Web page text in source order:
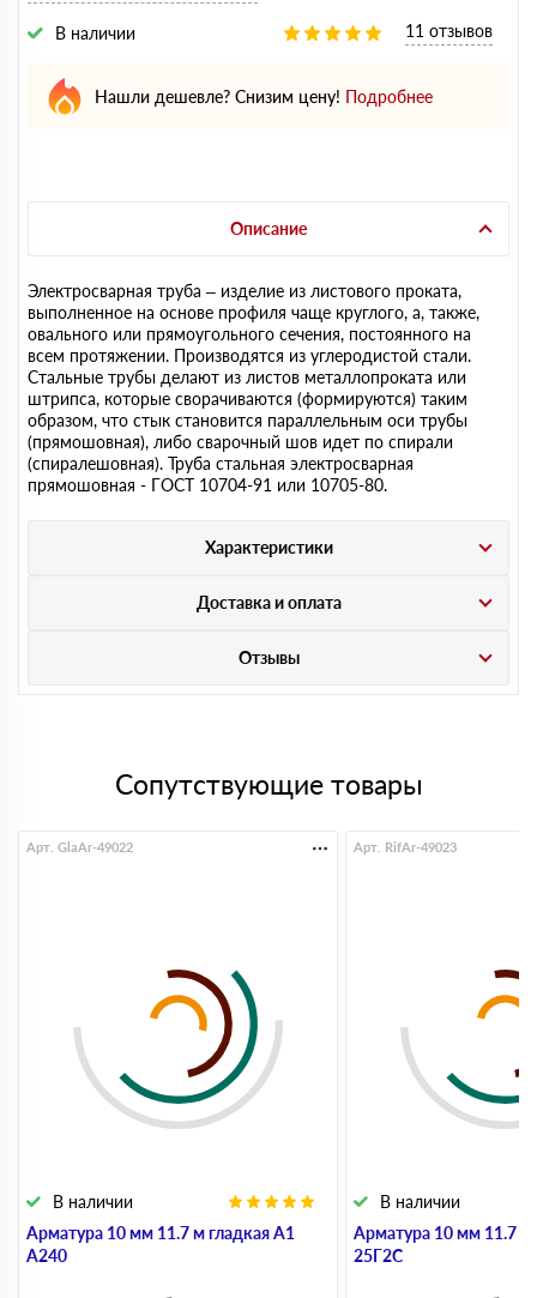
В наличии 11 отзывов
Нашли дешевле? Снизим цену! Подробнее
Описание
Электросварная труба – изделие из листового проката,
выполненное на основе профиля чаще круглого, а, также,
овального или прямоугольного сечения, постоянного на
всем протяжении. Производятся из углеродистой стали.
Стальные трубы делают из листов металлопроката или
штрипса, которые сворачиваются (формируются) таким
образом, что стык становится параллельным оси трубы
(прямошовная), либо сварочный шов идет по спирали
(спиралешовная). Труба стальная электросварная
прямошовная - ГОСТ 10704-91 или 10705-80.
Характеристики
Доставка и оплата
Отзывы
Сопутствующие товары
Арматура 10 мм 11.7 м гладкая А1
А240
В наличии
Арт. GlaAr-49022
Арматура 10 мм 11.7 м
25Г2С
В наличии
Арт. RifAr-49023